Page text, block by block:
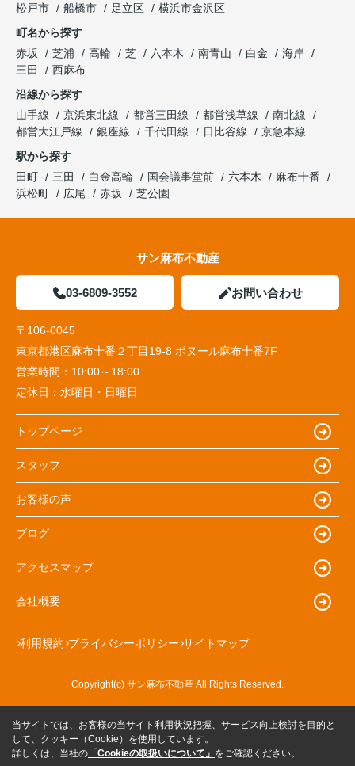
松戸市
船橋市 足立区
横浜市金沢区
町名から探す
赤坂
芝浦 高輪 芝 六本木 南青山 白金
海岸
三田
西麻布
沿線から探す
山手線
京浜東北線 都営三田線 都営浅草線
南北線
都営大江戸線
銀座線 千代田線 日比谷線
京急本線
駅から探す
田町
三田 白金高輪 国会議事堂前 六本木
麻布十番
浜松町
広尾 赤坂 芝公園
サン麻布不動産
03-6809-3552 お問い合わせ
〒106-0045
東京都港区麻布十番２丁目19-8 ボヌール麻布十番7F
営業時間： 10:00～18:00
定休日： 水曜日・日曜日
トップページ
スタッフ
お客様の声
ブログ
アクセスマップ
会社概要
利用規約 プライバシーポリシー サイトマップ
Copyright(c) サン麻布不動産 All Rights Reserved.
当サイトでは、お客様の当サイト利用状況把握、サービス向上検討を目的と
して、クッキー（Cookie）を使用しています。
詳しくは、当社の 「Cookieの取扱いについて」 をご確認ください。